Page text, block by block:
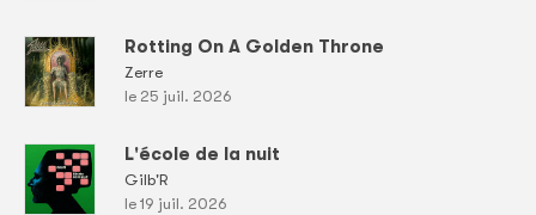
Rotting On A Golden Throne
Zerre
le 25 juil. 2026
L'école de la nuit
Gilb'R
le 19 juil. 2026